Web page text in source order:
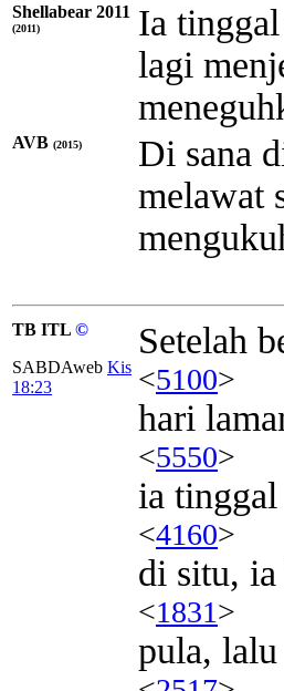
Shellabear 2011
(2011)
Ia
lagi
AVB (2015)
Di sana
melawat
TB ITL ©
SABDAweb Kis
18:23
Setelah
<5100>
hari
<5550>
ia tinggal
<4160>
di situ, ia
<1831>
pula, lalu